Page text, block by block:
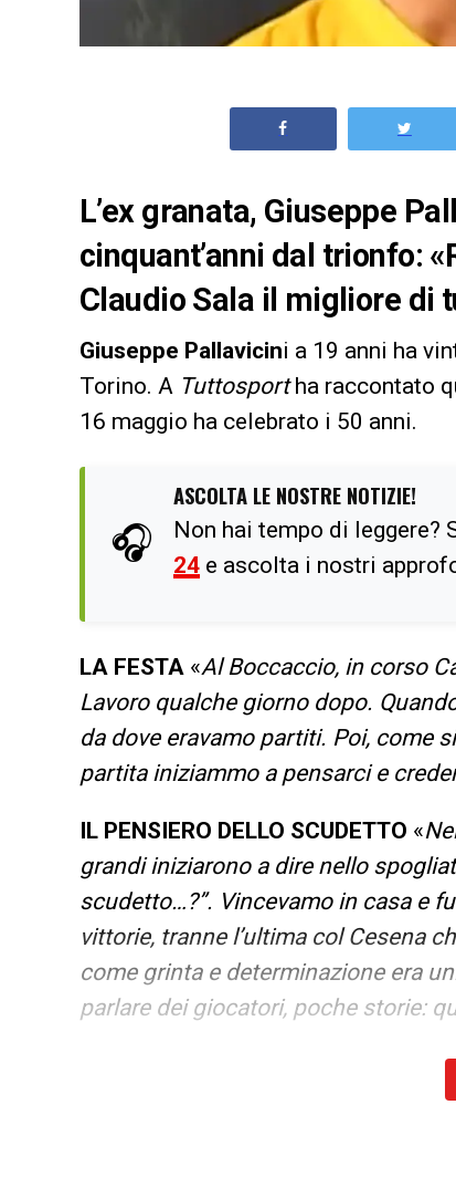
L’ex granata, Giuseppe
cinquant’anni dal trionfo:
Claudio Sala il migliore di
Giuseppe Pallavicini a 19 anni ha
Torino. A Tuttosportha raccontato
16 maggio ha celebrato i 50 anni.
🎧
ASCOLTA LE NOSTRE NOTIZIE!
Non hai tempo di leggere?
24 e ascolta i nostri
LA FESTA «Al Boccaccio, in corso
Lavoro qualche giorno dopo.
da dove eravamo partiti. Poi, come
partita iniziammo a pensarci e
IL PENSIERO DELLO SCUDETTO «
grandi iniziarono a dire nello
scudetto…?”. Vincevamo in casa e
vittorie, tranne l’ultima col Cesena
come grinta e determinazione era
parlare dei giocatori, poche storie: